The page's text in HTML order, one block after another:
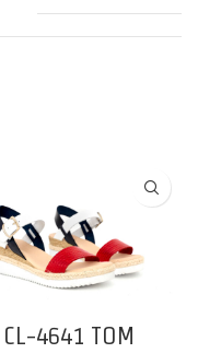
CL-4641 TOM